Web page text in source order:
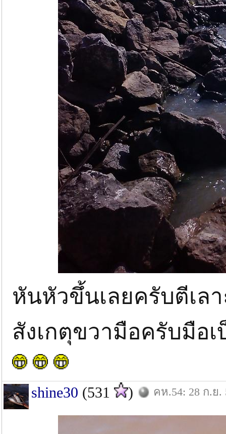
หันหัวขึ้นเลยครับตีเลา
สังเกตุขวามือครับมือ
shine30 (531 ) คห.54: 28 ก.ย.